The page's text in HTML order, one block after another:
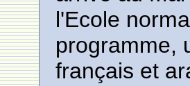
l'Ecole
programme,
français et